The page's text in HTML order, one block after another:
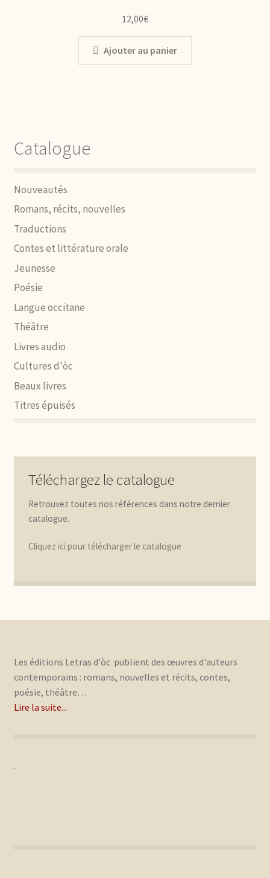
12,00€
Ajouter au panier
Catalogue
Nouveautés
Romans, récits, nouvelles
Traductions
Contes et littérature orale
Jeunesse
Poésie
Langue occitane
Théâtre
Livres audio
Cultures d'òc
Beaux livres
Titres épuisés
Téléchargez le catalogue
Retrouvez toutes nos références dans notre dernier
catalogue.
Cliquez ici pour télécharger le catalogue
Les éditions Letras d'òc publient des œuvres d'auteurs
contemporains : romans, nouvelles et récits, contes,
poésie, théâtre…
Lire la suite...
.